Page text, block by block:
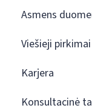
Asmens
Viešieji pirkimai
Karjera
Konsultacinė